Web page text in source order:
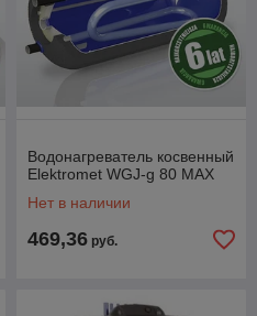
Водонагреватель косвенный
Elektromet WGJ-g 80 MAX
Нет в наличии
469,36 руб.